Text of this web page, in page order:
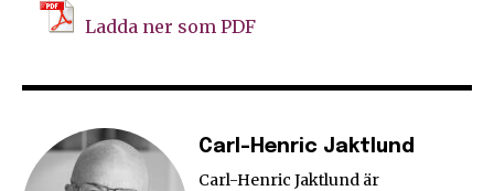
Ladda ner som PDF
Carl-Henric Jaktlund
Carl-Henric Jaktlund är